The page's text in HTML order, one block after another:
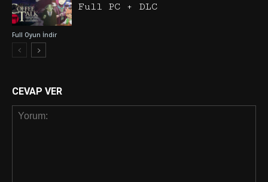
Full Oyun İndir
Full PC + DLC
CEVAP VER